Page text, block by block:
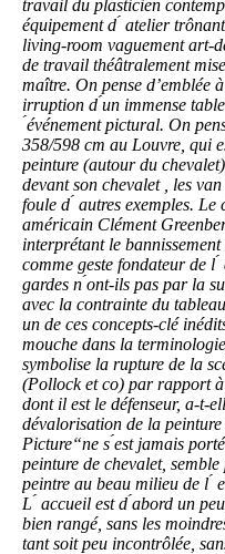
travail du plasticien
équipement d ́ atelier
living-room vaguement art-
de travail théâtralement
maître. On pense d’emblée
́irruption d ́un immense
́événement pictural. On
358/598 cm au Louvre, qui
peinture (autour du
devant son chevalet , les
foule d ́ autres exemples.
américain Clément
interprétant le
comme geste fondateur de l
gardes n ́ont-ils pas par la
avec la contrainte du
un de ces concepts-clé
mouche dans la
symbolise la rupture de la
(Pollock et co) par rapport
dont il est le défenseur, a-t-
dévalorisation de la
Picture“ne s ́est jamais
peinture de chevalet,
peintre au beau milieu de l
L ́ accueil est d ́abord un
bien rangé, sans les
tant soit peu incontrôlée,